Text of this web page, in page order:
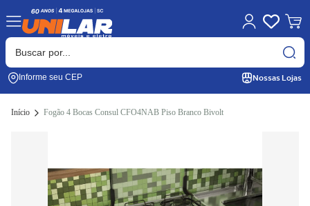
Informe seu CEP Nossas Lojas
Início Fogão 4 Bocas Consul CFO4NAB Piso Branco Bivolt